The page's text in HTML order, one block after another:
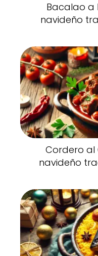
Bacalao a
navideño
Cordero al
navideño